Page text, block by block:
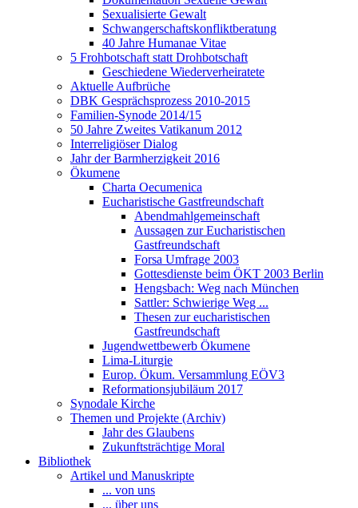
Sexualisierte Gewalt
Schwangerschaftskonfliktberatung
40 Jahre Humanae Vitae
5 Frohbotschaft statt Drohbotschaft
Geschiedene Wiederverheiratete
Aktuelle Aufbrüche
DBK Gesprächsprozess 2010-2015
Familien-Synode 2014/15
50 Jahre Zweites Vatikanum 2012
Interreligiöser Dialog
Jahr der Barmherzigkeit 2016
Ökumene
Charta Oecumenica
Eucharistische Gastfreundschaft
Abendmahlgemeinschaft
Aussagen zur Eucharistischen
Gastfreundschaft
Forsa Umfrage 2003
Gottesdienste beim ÖKT 2003 Berlin
Hengsbach: Weg nach München
Sattler: Schwierige Weg ...
Thesen zur eucharistischen
Gastfreundschaft
Jugendwettbewerb Ökumene
Lima-Liturgie
Europ. Ökum. Versammlung EÖV3
Reformationsjubiläum 2017
Synodale Kirche
Themen und Projekte (Archiv)
Jahr des Glaubens
Zukunftsträchtige Moral
Bibliothek
Artikel und Manuskripte
... von uns
... über uns